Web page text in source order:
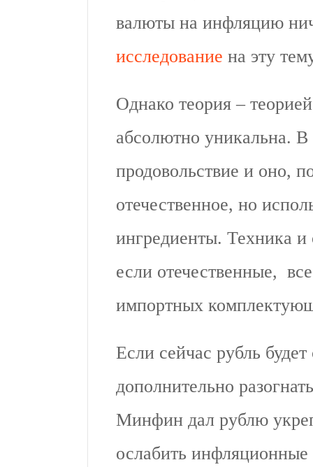
валюты на инфляцию
исследование на эту
Однако теория –
абсолютно уникальна.
продовольствие и оно,
отечественное, но
ингредиенты. Техника
если отечественные,
импортных
Если сейчас рубль
дополнительно
Минфин дал рублю
ослабить